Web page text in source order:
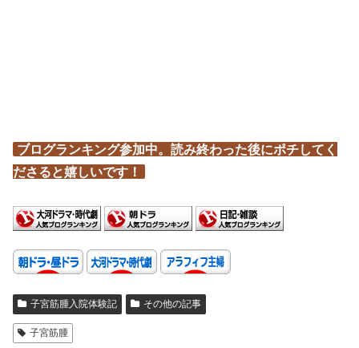
ブログランキング参加中。読み終わった後にポチしてく
ださると嬉しいです！
子宮筋腫入院体験記 その他の記事
子宮筋腫